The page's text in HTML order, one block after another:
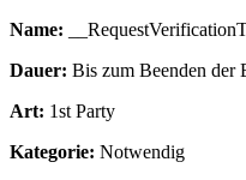
Name:
Dauer: Bis zum Beenden der
Art: 1st Party
Kategorie: Notwendig